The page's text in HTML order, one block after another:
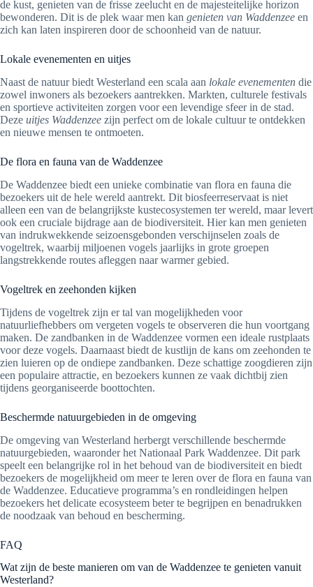
de kust, genieten van de frisse zeelucht en de majesteitelijke horizon
bewonderen. Dit is de plek waar men kan genieten van Waddenzee en
zich kan laten inspireren door de schoonheid van de natuur.
Lokale evenementen en uitjes
Naast de natuur biedt Westerland een scala aan lokale evenementen die
zowel inwoners als bezoekers aantrekken. Markten, culturele festivals
en sportieve activiteiten zorgen voor een levendige sfeer in de stad.
Deze uitjes Waddenzee zijn perfect om de lokale cultuur te ontdekken
en nieuwe mensen te ontmoeten.
De flora en fauna van de Waddenzee
De Waddenzee biedt een unieke combinatie van flora en fauna die
bezoekers uit de hele wereld aantrekt. Dit biosfeerreservaat is niet
alleen een van de belangrijkste kustecosystemen ter wereld, maar levert
ook een cruciale bijdrage aan de biodiversiteit. Hier kan men genieten
van indrukwekkende seizoensgebonden verschijnselen zoals de
vogeltrek, waarbij miljoenen vogels jaarlijks in grote groepen
langstrekkende routes afleggen naar warmer gebied.
Vogeltrek en zeehonden kijken
Tijdens de vogeltrek zijn er tal van mogelijkheden voor
natuurliefhebbers om vergeten vogels te observeren die hun voortgang
maken. De zandbanken in de Waddenzee vormen een ideale rustplaats
voor deze vogels. Daarnaast biedt de kustlijn de kans om zeehonden te
zien luieren op de ondiepe zandbanken. Deze schattige zoogdieren zijn
een populaire attractie, en bezoekers kunnen ze vaak dichtbij zien
tijdens georganiseerde boottochten.
Beschermde natuurgebieden in de omgeving
De omgeving van Westerland herbergt verschillende beschermde
natuurgebieden, waaronder het Nationaal Park Waddenzee. Dit park
speelt een belangrijke rol in het behoud van de biodiversiteit en biedt
bezoekers de mogelijkheid om meer te leren over de flora en fauna van
de Waddenzee. Educatieve programma’s en rondleidingen helpen
bezoekers het delicate ecosysteem beter te begrijpen en benadrukken
de noodzaak van behoud en bescherming.
FAQ
Wat zijn de beste manieren om van de Waddenzee te genieten vanuit
Westerland?